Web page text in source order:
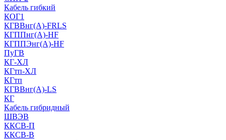
Кабель гибкий
КОГ1
КГВВнг(А)-FRLS
КГППнг(A)-HF
КГППЭнг(A)-HF
ПуГВ
КГ-ХЛ
КГтп-ХЛ
КГтп
КГВВнг(А)-LS
КГ
Кабель гибридный
ШВЭВ
ККСВ-П
ККСВ-В